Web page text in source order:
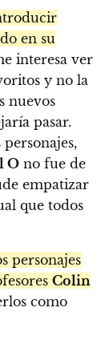
en su
interesa ver
y no la
nuevos
pasar.
personajes,
l O no fue de
empatizar
que todos
personajes
Colin
como